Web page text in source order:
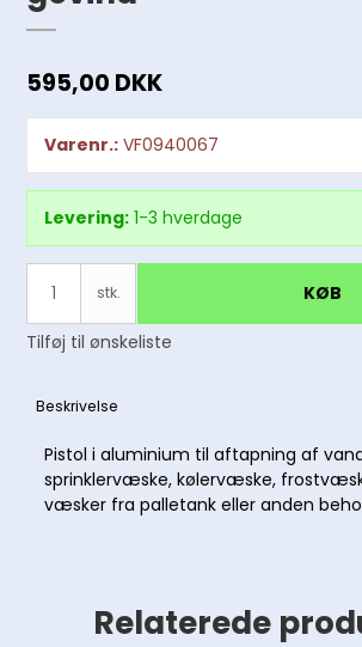
595,00 DKK
Varenr.: VF0940067
Levering: 1-3 hverdage
stk. KØB
Tilføj til ønskeliste
Beskrivelse
Pistol i aluminium til aftapning af
sprinklervæske, kølervæske,
væsker fra palletank eller anden
Relaterede